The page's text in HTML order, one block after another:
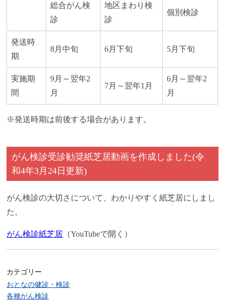
総合がん検
診
地区まわり検
診
個別検診
発送時
期
8月中旬 6月下旬 5月下旬
実施期
間
9月～翌年2
月
7月～翌年1月
6月～翌年2
月
※発送時期は前後する場合があります。
がん検診受診勧奨紙芝居動画を作成しました(令
和4年3月24日更新)
がん検診の大切さについて、わかりやすく紙芝居にしまし
た。
がん検診紙芝居 （YouTubeで開く）
カテゴリー
おとなの健診・検診
各種がん検診